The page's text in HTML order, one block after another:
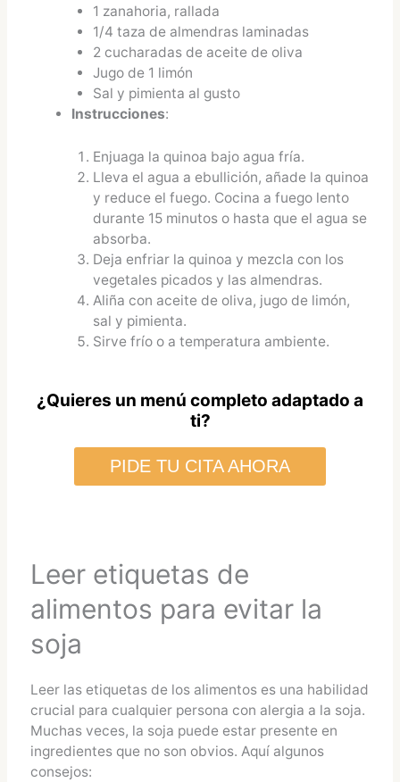
1 zanahoria, rallada
1/4 taza de almendras laminadas
2 cucharadas de aceite de oliva
Jugo de 1 limón
Sal y pimienta al gusto
Instrucciones:
Enjuaga la quinoa bajo agua fría.
Lleva el agua a ebullición, añade la quinoa
y reduce el fuego. Cocina a fuego lento
durante 15 minutos o hasta que el agua se
absorba.
Deja enfriar la quinoa y mezcla con los
vegetales picados y las almendras.
Aliña con aceite de oliva, jugo de limón,
sal y pimienta.
Sirve frío o a temperatura ambiente.
¿Quieres un menú completo adaptado a
ti?
PIDE TU CITA AHORA
Leer etiquetas de
alimentos para evitar la
soja
Leer las etiquetas de los alimentos es una habilidad
crucial para cualquier persona con alergia a la soja.
Muchas veces, la soja puede estar presente en
ingredientes que no son obvios. Aquí algunos
consejos: